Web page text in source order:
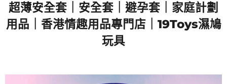
超薄安全套｜安全套｜避孕套｜家庭計劃
用品｜香港情趣用品專門店｜19Toys濕鳩
玩具